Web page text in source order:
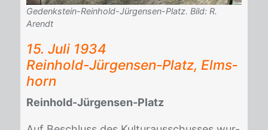
Gedenkstein-Reinhold-Jürgensen-Platz. Bild: R.
Arendt
15. Juli 1934
Rein­hold-Jür­gen­sen-Platz, Elms­
horn
Reinhold-Jürgensen-Platz